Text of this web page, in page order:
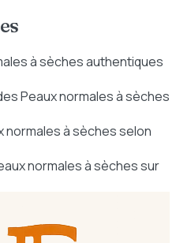
à sèches authentiques
Peaux normales à sèches
normales à sèches selon
normales à sèches sur